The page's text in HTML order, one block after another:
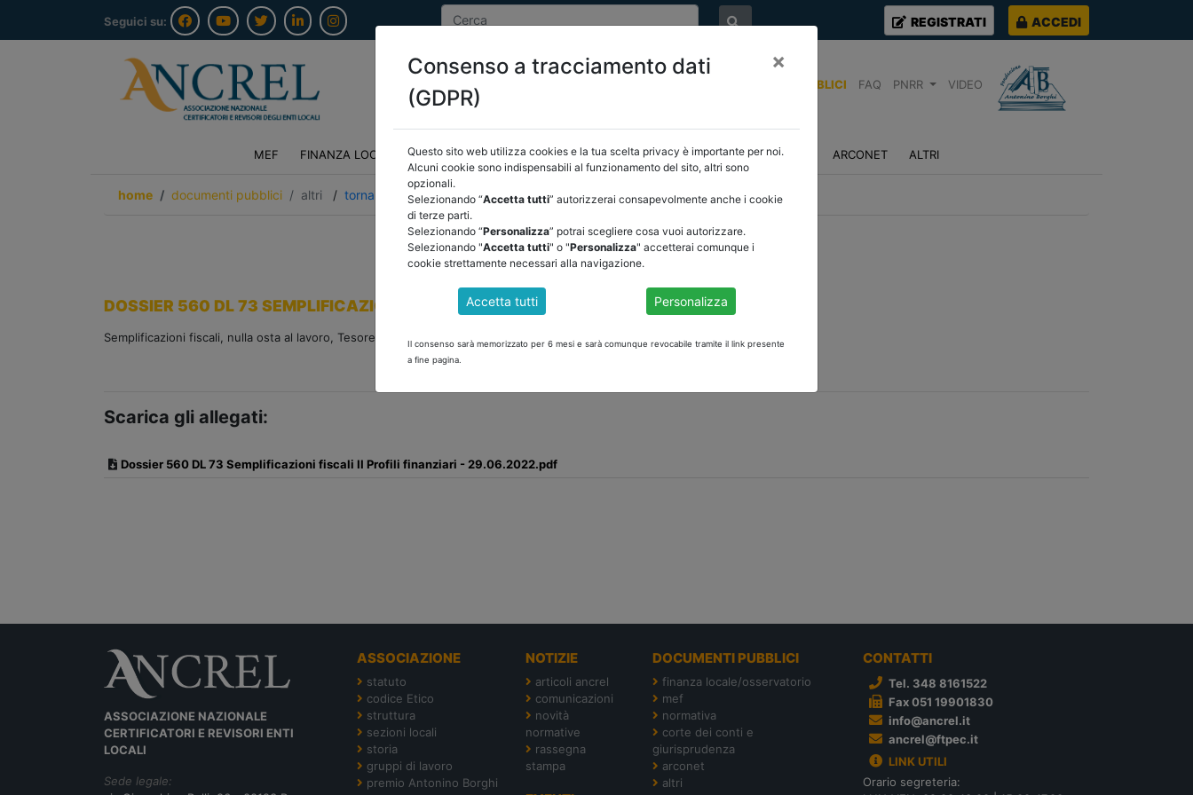
Seguici su: REGISTRATI ACCEDI
DOCUMENTI PUBBLICI FAQ PNRR VIDEO
MEF FINANZA LOCALE/OSSERVATORIO NORMATIVA CORTE DEI CONTI E GIURISPRUDENZA ARCONET ALTRI
home documenti pubblici altri / torna indietro
DOCUMENTI PUBBLICI
DOSSIER 560 DL 73 SEMPLIFICAZIONI FISCALI II PROFILI FINANZIARI
Semplificazioni fiscali, nulla osta al lavoro, Tesoreria dello Stato e altre misure finanziarie e sociali
Scarica gli allegati:
Dossier 560 DL 73 Semplificazioni fiscali II Profili finanziari - 29.06.2022.pdf
ASSOCIAZIONE NAZIONALE
CERTIFICATORI E REVISORI ENTI
LOCALI
Sede legale:
ASSOCIAZIONE
statuto
codice Etico
struttura
sezioni locali
storia
gruppi di lavoro
premio Antonino Borghi
NOTIZIE
articoli ancrel
comunicazioni
novità
normative
rassegna
stampa
DOCUMENTI PUBBLICI
finanza locale/osservatorio
mef
normativa
corte dei conti e
giurisprudenza
arconet
altri
CONTATTI
Tel. 348 8161522
Fax 051 19901830
info@ancrel.it
ancrel@ftpec.it
LINK UTILI
Orario segreteria:
Consenso a tracciamento dati
(GDPR)
×
Questo sito web utilizza cookies e la tua scelta privacy è importante per noi.
Alcuni cookie sono indispensabili al funzionamento del sito, altri sono
opzionali.
Selezionando “Accetta tutti” autorizzerai consapevolmente anche i cookie
di terze parti.
Selezionando “Personalizza” potrai scegliere cosa vuoi autorizzare.
Selezionando "Accetta tutti" o "Personalizza" accetterai comunque i
cookie strettamente necessari alla navigazione.
Accetta tutti Personalizza
Il consenso sarà memorizzato per 6 mesi e sarà comunque revocabile tramite il link presente
a fine pagina.